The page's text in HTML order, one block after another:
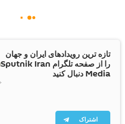
تازه ترین رویدادهای ایران و جهان
را از صفحه تلگرام Sputnik Iran
Media دنبال کنید
اشتراک